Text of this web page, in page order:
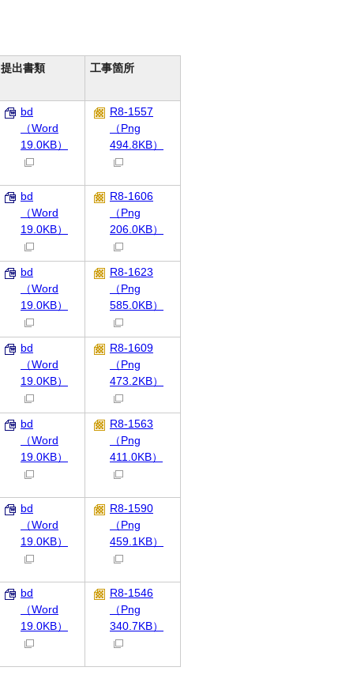
提出書類 工事箇所
bd
（Word
19.0KB）
R8-1557
（Png
494.8KB）
bd
（Word
19.0KB）
R8-1606
（Png
206.0KB）
bd
（Word
19.0KB）
R8-1623
（Png
585.0KB）
bd
（Word
19.0KB）
R8-1609
（Png
473.2KB）
bd
（Word
19.0KB）
R8-1563
（Png
411.0KB）
bd
（Word
19.0KB）
R8-1590
（Png
459.1KB）
bd
（Word
19.0KB）
R8-1546
（Png
340.7KB）